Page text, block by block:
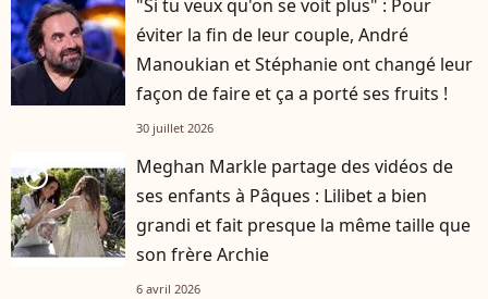
"Si tu veux qu'on se voit plus" : Pour
éviter la fin de leur couple, André
Manoukian et Stéphanie ont changé leur
façon de faire et ça a porté ses fruits !
30 juillet 2026
player2
Meghan Markle partage des vidéos de
ses enfants à Pâques : Lilibet a bien
grandi et fait presque la même taille que
son frère Archie
6 avril 2026